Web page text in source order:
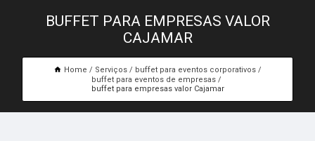
BUFFET PARA EMPRESAS VALOR
CAJAMAR
Home Serviços
buffet para eventos corporativos
buffet para eventos de empresas
buffet para empresas valor Cajamar